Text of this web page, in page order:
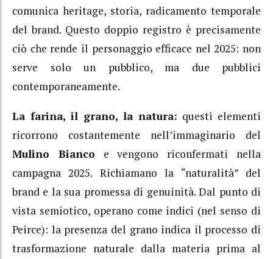
comunica heritage, storia, radicamento temporale
del brand. Questo doppio registro è precisamente
ciò che rende il personaggio efficace nel 2025: non
serve solo un pubblico, ma due pubblici
contemporaneamente.
La farina, il grano, la natura: questi elementi
ricorrono costantemente nell’immaginario del
Mulino Bianco e vengono riconfermati nella
campagna 2025. Richiamano la “naturalità” del
brand e la sua promessa di genuinità. Dal punto di
vista semiotico, operano come indici (nel senso di
Peirce): la presenza del grano indica il processo di
trasformazione naturale dalla materia prima al